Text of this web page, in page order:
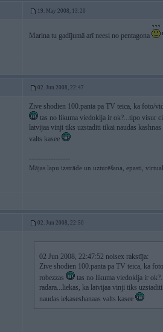
19. May 2008, 13:20
Marina tu gadījumā arī neesi no pentagona
02. Jun 2008, 22:47
Zive shodien 100.panta pa TV teica, ka foto/
tas no likuma viedoklja ir ok?...tipo visur
latvijaa vinji tiks uzstaditi tikai naudas
valts kasee
-----------------
Mājas lapu izstrāde un uzturēšana, epasti,
02. Jun 2008, 22:50
02 Jun 2008, 22:47:52 noisex rakstīja:
Zive shodien 100.panta pa TV teica, ka
robezzas
tas no likuma viedoklja ir
radara...liekas, ka latvijaa vinji tiks
naudas iekaseshanaas valts kasee